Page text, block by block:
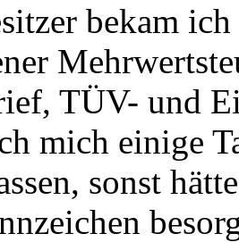
bekam
TÜV- und
mich einige
sonst